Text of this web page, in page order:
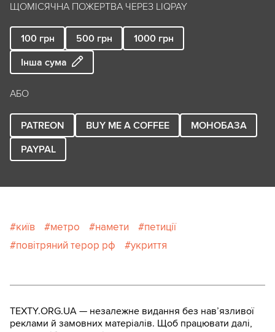
ЩОМІСЯЧНА ПОЖЕРТВА ЧЕРЕЗ LIQPAY
100 грн 500 грн 1000 грн
Інша сума
АБО
PATREON BUY ME A COFFEE
МОНОБАЗА
PAYPAL
київ метро намети
петиції
повітряний терор рф
укриття
TEXTY.ORG.UA — незалежне видання без навʼязливої
реклами й замовних матеріалів. Щоб працювати далі,